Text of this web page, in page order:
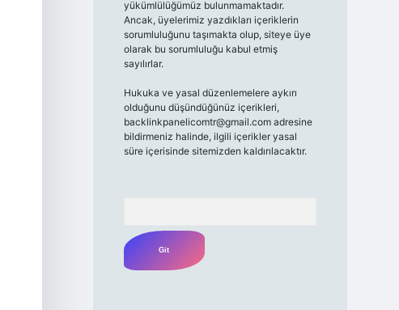
yükümlülüğümüz bulunmamaktadır.
Ancak, üyelerimiz yazdıkları içeriklerin
sorumluluğunu taşımakta olup, siteye üye
olarak bu sorumluluğu kabul etmiş
sayılırlar.
Hukuka ve yasal düzenlemelere aykırı
olduğunu düşündüğünüz içerikleri,
backlinkpanelicomtr@gmail.comadresine
bildirmeniz halinde, ilgili içerikler yasal
süre içerisinde sitemizden kaldırılacaktır.